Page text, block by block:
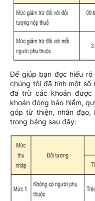
Để giúp bạn đọc hiểu rõ
chúng tôi đã tính một số
đã trừ các khoản được
khoản đóng bảo hiểm,
góp từ thiện, nhân đạo,
trong bảng sau đây: